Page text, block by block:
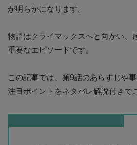
が明らかになります。
物語はクライマックスへと向かい、
重要なエピソードです。
この記事では、第9話のあらすじや
注目ポイントをネタバレ解説付きで